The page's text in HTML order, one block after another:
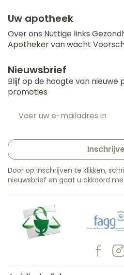
Uw apotheek
Over ons Nuttige links
Apotheker van wacht
Nieuwsbrief
Blijf op de hoogte van nieuwe
promoties
Door op inschrijven te klikken,
nieuwsbrief en gaat u akkoord